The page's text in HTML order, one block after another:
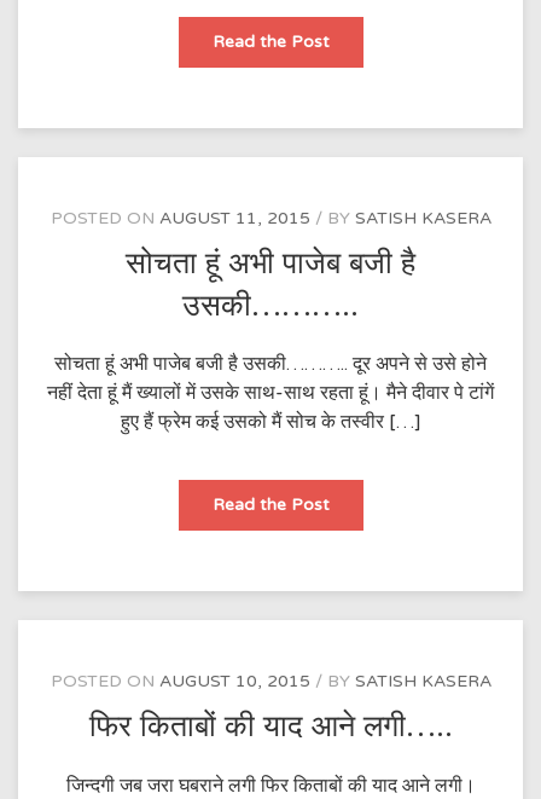
Read the Postइतना
तो
है
का
POSTED ON AUGUST 11, 2015 BY SATISH KASERA
सोचता हूं अभी पाजेब बजी है
उसकी………..
सोचता हूं अभी पाजेब बजी है उसकी……….. दूर अपने से उसे होने
नहीं देता हूं मैं ख्यालों में उसके साथ-साथ रहता हूं। मैने दीवार पे टांगें
हुए हैं फ्रेम कई उसको मैं सोच के तस्वीर […]
Read the Postसोचता
अभी
है
POSTED ON AUGUST 10, 2015 BY SATISH KASERA
फिर किताबों की याद आने लगी…..
जिन्दगी जब जरा घबराने लगी फिर किताबों की याद आने लगी।